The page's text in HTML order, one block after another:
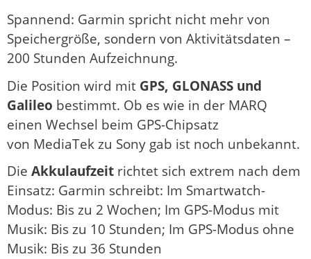
Spannend: Garmin spricht nicht mehr von
Speichergröße, sondern von Aktivitätsdaten –
200 Stunden Aufzeichnung.
Die Position wird mit GPS, GLONASS und
Galileo bestimmt. Ob es wie in der MARQ
einen Wechsel beim GPS-Chipsatz
von MediaTek zu Sony gab ist noch unbekannt.
Die Akkulaufzeit richtet sich extrem nach dem
Einsatz: Garmin schreibt: Im Smartwatch-
Modus: Bis zu 2 Wochen; Im GPS-Modus mit
Musik: Bis zu 10 Stunden; Im GPS-Modus ohne
Musik: Bis zu 36 Stunden